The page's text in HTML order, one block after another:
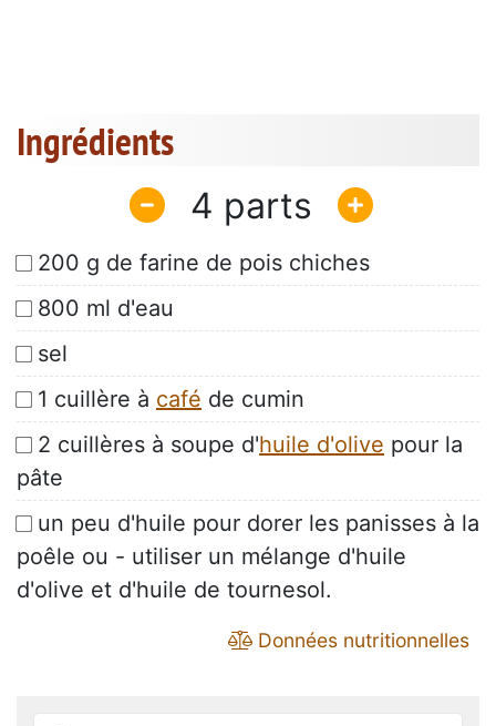
Ingrédients
4
200 g de farine de pois chiches
800 ml d'eau
sel
1 cuillère à café de cumin
2 cuillères à soupe d'huile d'olive pour la
pâte
un peu d'huile pour dorer les panisses à la
poêle ou - utiliser un mélange d'huile
d'olive et d'huile de tournesol.
Données nutritionnelles